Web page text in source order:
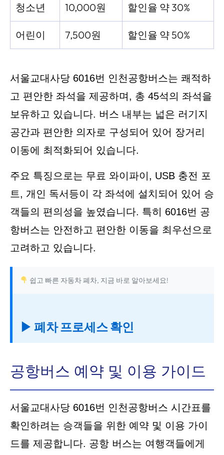
청소년 10,000원 할인율 약 30%
어린이 7,500원 할인율 약 50%
서울교대사당 6016번 인천공항버스는 쾌적하
고 편안한 좌석을 제공하며, 총 45석의 좌석을
보유하고 있습니다. 버스 내부는 넓은 러기지
공간과 편안한 의자로 구성되어 있어 장거리
이동에 최적화되어 있습니다.
주요 특징으로는 무료 와이파이, USB 충전 포
트, 개인 독서등이 각 좌석에 설치되어 있어 승
객들의 편의성을 높였습니다. 특히 6016번 공
항버스는 안전하고 편안한 이동을 최우선으로
고려하고 있습니다.
쉽고 빠른 자동차 폐차, 지금 바로 알아보세요!
▶ 폐차 프로세스 확인
공항버스 예약 및 이용 가이드
서울교대사당 6016번 인천공항버스 시간표를
확인하려는 승객들을 위한 예약 및 이용 가이
드를 제공합니다. 공항 버스는 여행객들에게